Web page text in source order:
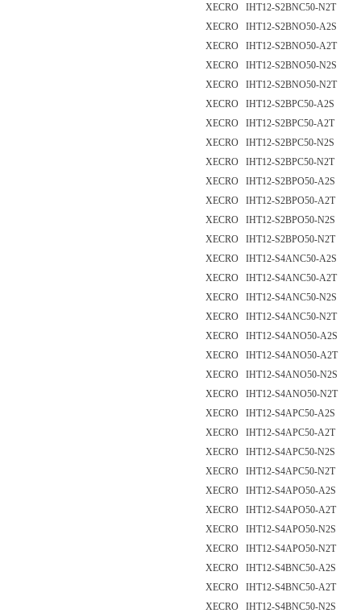
XECRO IHT12-S2BNC50-N2T
XECRO IHT12-S2BNO50-A2S
XECRO IHT12-S2BNO50-A2T
XECRO IHT12-S2BNO50-N2S
XECRO IHT12-S2BNO50-N2T
XECRO IHT12-S2BPC50-A2S
XECRO IHT12-S2BPC50-A2T
XECRO IHT12-S2BPC50-N2S
XECRO IHT12-S2BPC50-N2T
XECRO IHT12-S2BPO50-A2S
XECRO IHT12-S2BPO50-A2T
XECRO IHT12-S2BPO50-N2S
XECRO IHT12-S2BPO50-N2T
XECRO IHT12-S4ANC50-A2S
XECRO IHT12-S4ANC50-A2T
XECRO IHT12-S4ANC50-N2S
XECRO IHT12-S4ANC50-N2T
XECRO IHT12-S4ANO50-A2S
XECRO IHT12-S4ANO50-A2T
XECRO IHT12-S4ANO50-N2S
XECRO IHT12-S4ANO50-N2T
XECRO IHT12-S4APC50-A2S
XECRO IHT12-S4APC50-A2T
XECRO IHT12-S4APC50-N2S
XECRO IHT12-S4APC50-N2T
XECRO IHT12-S4APO50-A2S
XECRO IHT12-S4APO50-A2T
XECRO IHT12-S4APO50-N2S
XECRO IHT12-S4APO50-N2T
XECRO IHT12-S4BNC50-A2S
XECRO IHT12-S4BNC50-A2T
XECRO IHT12-S4BNC50-N2S